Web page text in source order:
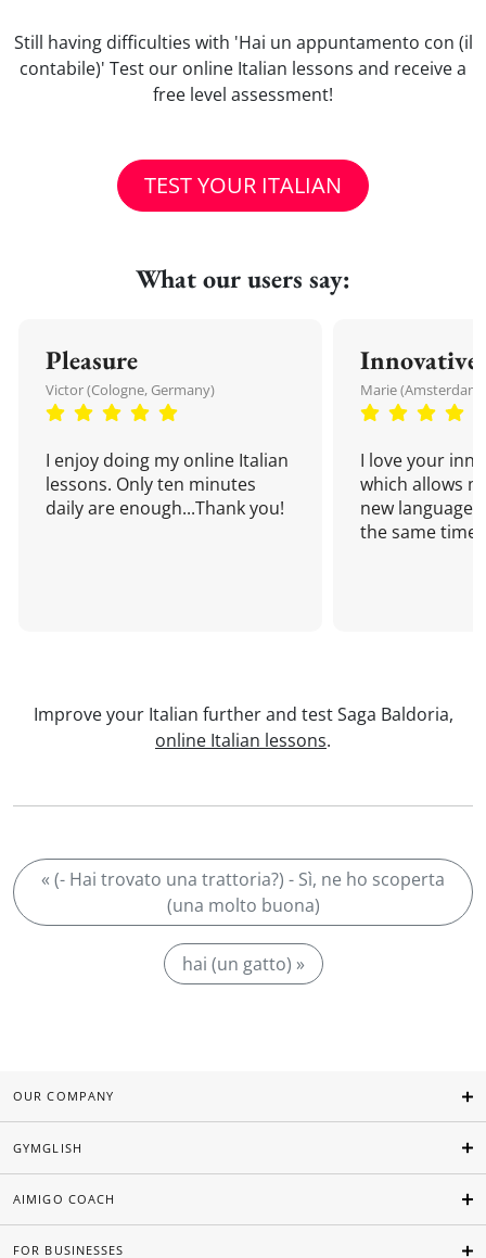
Still having difficulties with 'Hai un appuntamento con (il
contabile)' Test our online Italian lessons and receive a
free level assessment!
TEST YOUR ITALIAN
What our users say:
Pleasure
Victor (Cologne, Germany)
I enjoy doing my online Italian
lessons. Only ten minutes
daily are enough...Thank you!
Innovative
Marie
I love your
which allows
new language
the same time!
Improve your Italian further and test Saga Baldoria,
online Italian lessons.
« (- Hai trovato una trattoria?) - Sì, ne ho scoperta
(una molto buona)
hai (un gatto) »
OUR COMPANY
GYMGLISH
AIMIGO COACH
FOR BUSINESSES